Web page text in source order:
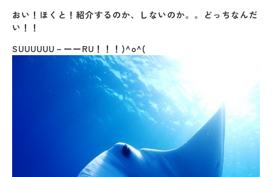
おい！ほくと！紹介するのか、しないのか。。どっちなんだ
い！！
SUUUUUU－ーーRU！！！)^o^(